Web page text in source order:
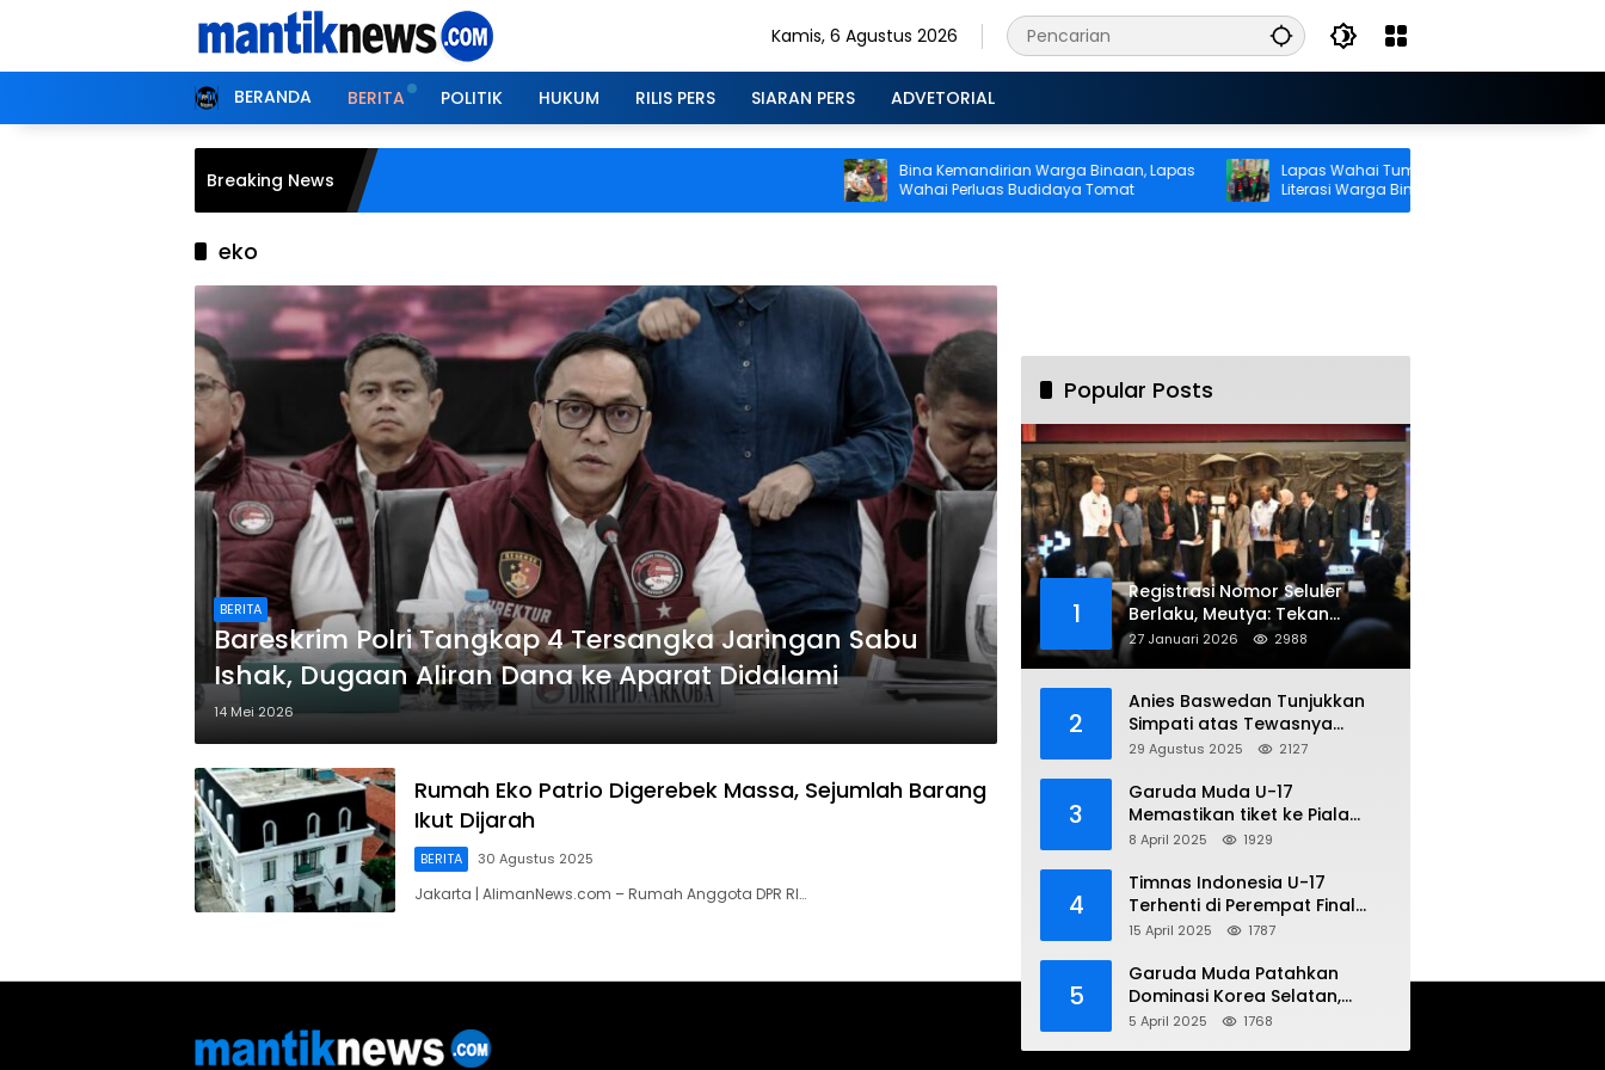
Kamis, 6 Agustus 2026
BERANDA BERITA POLITIK HUKUM RILIS PERS SIARAN PERS ADVETORIAL
Breaking News
Bina Kemandirian Warga Binaan, Lapas
Wahai Perluas Budidaya Tomat
Lapas Wahai Tumbuhkan Budaya
Literasi Warga Binaan Melalui
Perpustakaan
eko
BERITA
Bareskrim Polri Tangkap 4 Tersangka Jaringan Sabu
Ishak, Dugaan Aliran Dana ke Aparat Didalami
14 Mei 2026
Rumah Eko Patrio Digerebek Massa, Sejumlah Barang
Ikut Dijarah
BERITA 30 Agustus 2025
Jakarta | AlimanNews.com – Rumah Anggota DPR RI…
Popular Posts
1
Registrasi Nomor Seluler
Berlaku, Meutya: Tekan
Penipuan Online
27 Januari 2026 2988
2
Anies Baswedan Tunjukkan
Simpati atas Tewasnya
Pengemudi Ojol dalam Aksi
29 Agustus 2025 2127
3
Garuda Muda U-17
Memastikan tiket ke Piala
Dunia Setelah Mencetak
Yaman 4-1 di Piala Asia 2025
8 April 2025 1929
4
Timnas Indonesia U-17
Terhenti di Perempat Final
Piala Asia 2025: Terkecoh
15 April 2025 1787
5
Garuda Muda Patahkan
Dominasi Korea Selatan,
Dalam Laga Pembuka Piala
5 April 2025 1768